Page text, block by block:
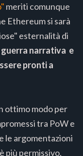
meriti comunque
Ethereum si sarà
esternalità di
narrativa e
pronti a
ottimo modo per
tra PoW e
le argomentazioni
più permissivo,